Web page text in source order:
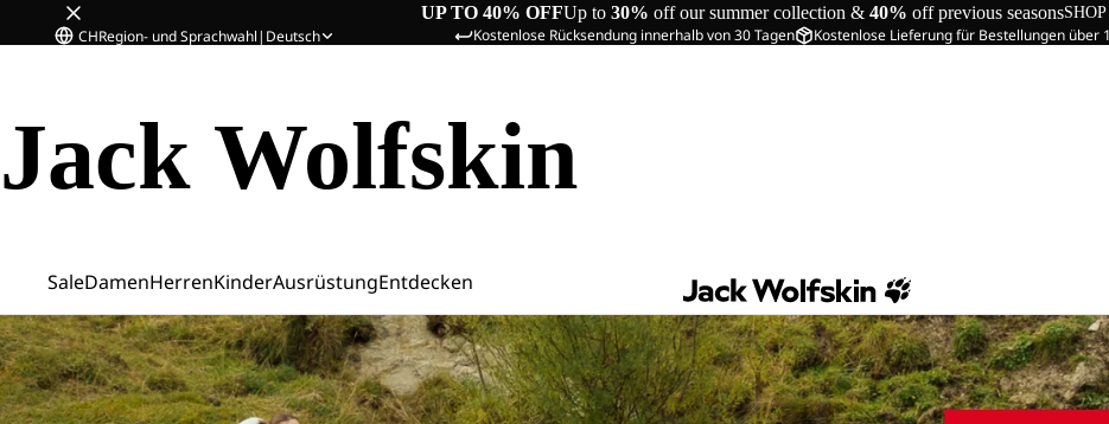
UP TO 40% OFFUp to 30% off our summer collection & 40% off previous seasons
Kostenlose Rücksendung innerhalb von 30 Tagen Kostenlose Lieferung für Bestellungen über
CHRegion- und Sprachwahl| Deutsch
Jack Wolfskin
SaleDamenHerrenKinderAusrüstungEntdecken